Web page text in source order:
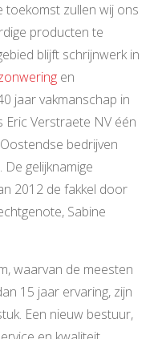
toekomst zullen wij ons
producten te
blijft schrijnwerk in
en
jaar vakmanschap in
Eric Verstraete NV één
bedrijven
gelijknamige
2012 de fakkel door
Sabine
waarvan de meesten
15 jaar ervaring, zijn
Een nieuw bestuur,